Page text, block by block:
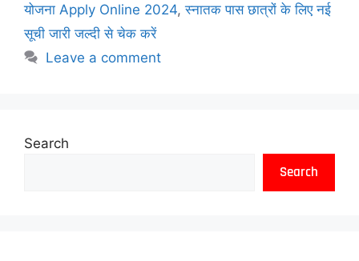
योजना Apply Online 2024,स्नातक पास छात्रों के लिए नई
सूची जारी जल्दी से चेक करें
Leave a comment
Search
Search